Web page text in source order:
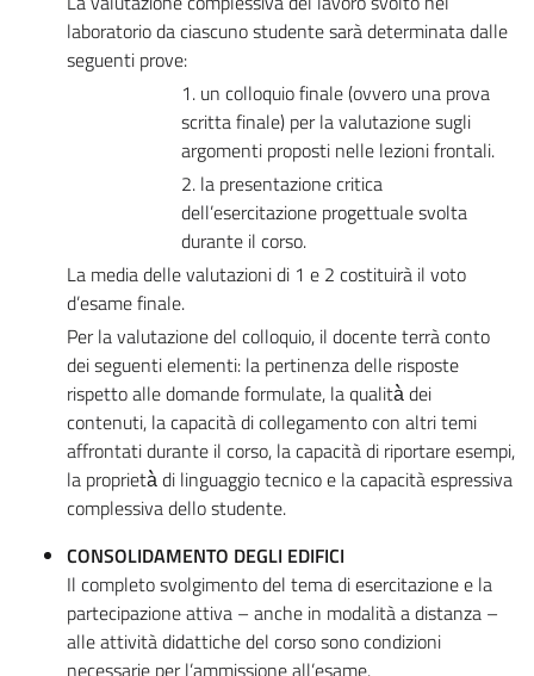
laboratorio da ciascuno studente sarà determinata dalle
seguenti prove:
1. un colloquio finale (ovvero una prova
scritta finale) per la valutazione sugli
argomenti proposti nelle lezioni frontali.
2. la presentazione critica
dell’esercitazione progettuale svolta
durante il corso.
La media delle valutazioni di 1 e 2 costituirà il voto
d’esame finale.
Per la valutazione del colloquio, il docente terrà conto
dei seguenti elementi: la pertinenza delle risposte
rispetto alle domande formulate, la qualità̀ dei
contenuti, la capacità di collegamento con altri temi
affrontati durante il corso, la capacità di riportare esempi,
la proprietà̀ di linguaggio tecnico e la capacità espressiva
complessiva dello studente.
CONSOLIDAMENTO DEGLI EDIFICI
Il completo svolgimento del tema di esercitazione e la
partecipazione attiva – anche in modalità a distanza –
alle attività didattiche del corso sono condizioni
necessarie per l’ammissione all’esame.